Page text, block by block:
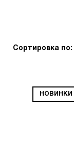
Сортировка по:
НОВИНКИ